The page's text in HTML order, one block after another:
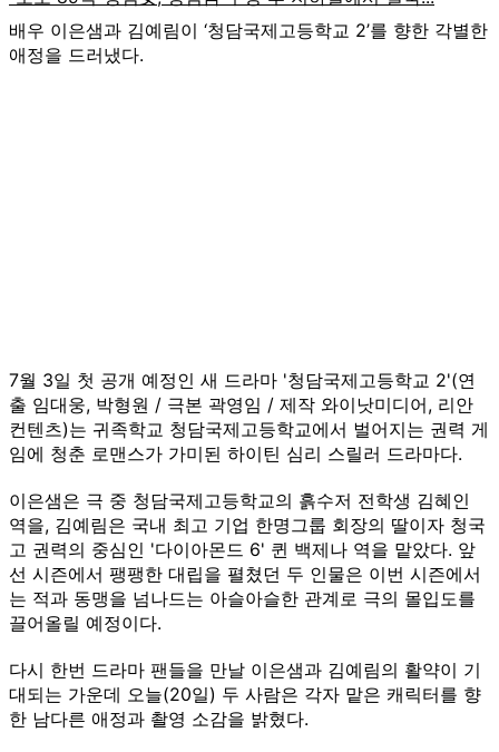
배우 이은샘과 김예림이 ‘청담국제고등학교 2’를 향한 각별한
애정을 드러냈다.
7월 3일 첫 공개 예정인 새 드라마 '청담국제고등학교 2'(연
출 임대웅, 박형원 / 극본 곽영임 / 제작 와이낫미디어, 리안
컨텐츠)는 귀족학교 청담국제고등학교에서 벌어지는 권력 게
임에 청춘 로맨스가 가미된 하이틴 심리 스릴러 드라마다.
이은샘은 극 중 청담국제고등학교의 흙수저 전학생 김혜인
역을, 김예림은 국내 최고 기업 한명그룹 회장의 딸이자 청국
고 권력의 중심인 '다이아몬드 6' 퀸 백제나 역을 맡았다. 앞
선 시즌에서 팽팽한 대립을 펼쳤던 두 인물은 이번 시즌에서
는 적과 동맹을 넘나드는 아슬아슬한 관계로 극의 몰입도를
끌어올릴 예정이다.
다시 한번 드라마 팬들을 만날 이은샘과 김예림의 활약이 기
대되는 가운데 오늘(20일) 두 사람은 각자 맡은 캐릭터를 향
한 남다른 애정과 촬영 소감을 밝혔다.